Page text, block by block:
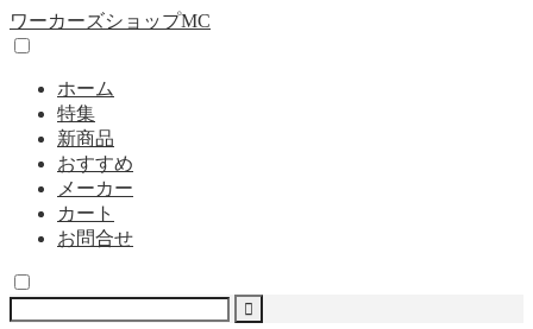
ワーカーズショップMC
ホーム
特集
新商品
おすすめ
メーカー
カート
お問合せ